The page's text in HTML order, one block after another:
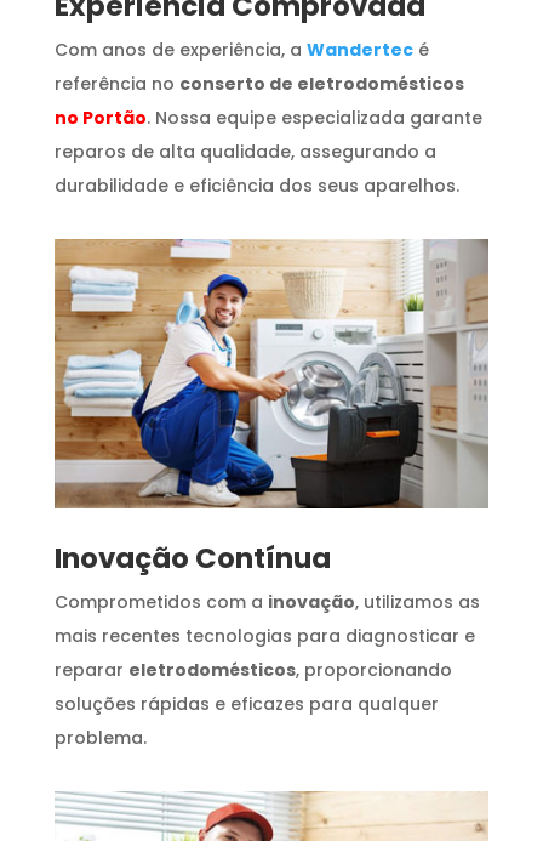
Com anos de experiência, a Wandertecé
referência no conserto de eletrodomésticos
no Portão. Nossa equipe especializada garante
reparos de alta qualidade, assegurando a
durabilidade e eficiência dos seus aparelhos.
Inovação Contínua
Comprometidos com a inovação, utilizamos as
mais recentes tecnologias para diagnosticar e
reparar eletrodomésticos, proporcionando
soluções rápidas e eficazes para qualquer
problema.